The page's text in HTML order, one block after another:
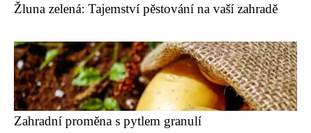
Žluna zelená: Tajemství pěstování na vaší zahradě
Zahradní proměna s pytlem granulí